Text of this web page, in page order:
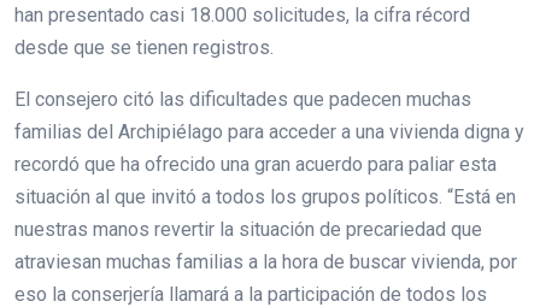
han presentado casi 18.000 solicitudes, la cifra récord
desde que se tienen registros.
El consejero citó las dificultades que padecen muchas
familias del Archipiélago para acceder a una vivienda digna y
recordó que ha ofrecido una gran acuerdo para paliar esta
situación al que invitó a todos los grupos políticos. “Está en
nuestras manos revertir la situación de precariedad que
atraviesan muchas familias a la hora de buscar vivienda, por
eso la conserjería llamará a la participación de todos los